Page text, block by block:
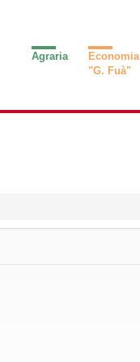
Agraria
Economia
"G. Fuà"